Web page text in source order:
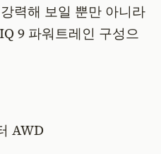
력해 보일 뿐만 아니라
9 파워트레인 구성으
AWD